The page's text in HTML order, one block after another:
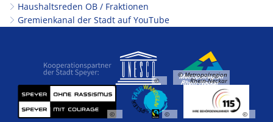
Haushaltsreden OB / Fraktionen
Gremienkanal der Stadt auf YouTube
©
© Metropolregion
Rhein-Neckar
© © ©